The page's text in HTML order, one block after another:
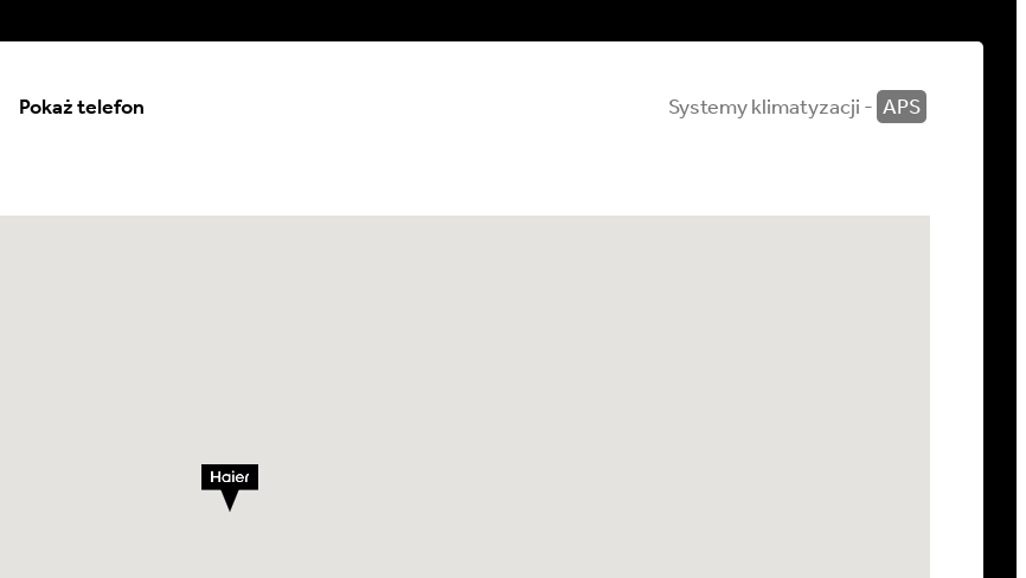
Pokaż telefon Systemy klimatyzacji - APS